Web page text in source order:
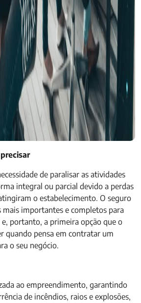
de paralisar as atividades
integral ou parcial devido a perdas
o estabelecimento. O seguro
mais importantes e completos para
portanto, a primeira opção que o
quando pensa em contratar um
o seu negócio.
ao empreendimento, garantindo
de incêndios, raios e explosões,